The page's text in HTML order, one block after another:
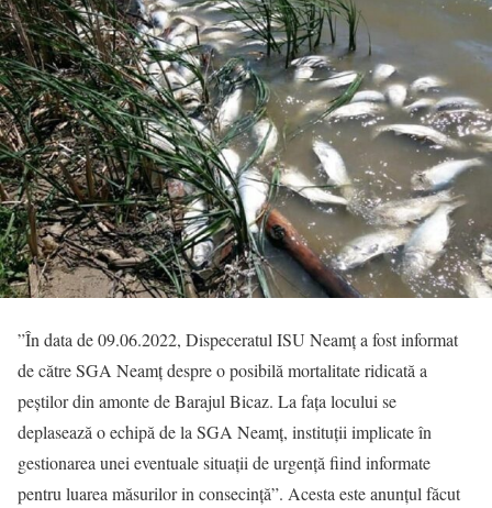
”În data de 09.06.2022, Dispeceratul ISU Neamț a fost informat
de către SGA Neamț despre o posibilă mortalitate ridicată a
peștilor din amonte de Barajul Bicaz. La fața locului se
deplasează o echipă de la SGA Neamț, instituții implicate în
gestionarea unei eventuale situații de urgență fiind informate
pentru luarea măsurilor in consecință”. Acesta este anunțul făcut